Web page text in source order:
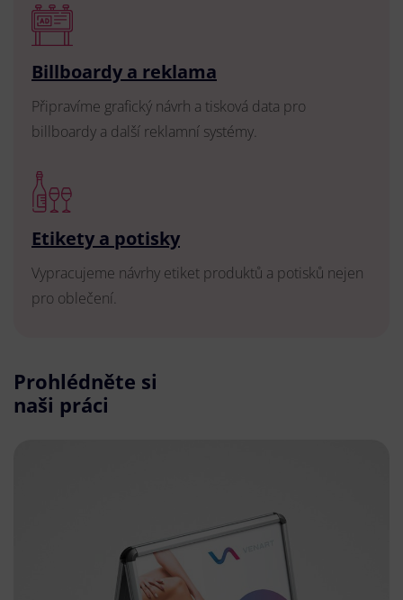
Billboardy a reklama
Připravíme grafický návrh a tisková data pro
billboardy a další reklamní systémy.
Etikety a potisky
Vypracujeme návrhy etiket produktů a potisků nejen
pro oblečení.
Prohlédněte si
naši práci